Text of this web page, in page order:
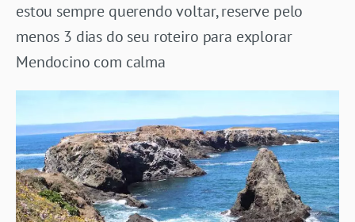
estou sempre querendo voltar, reserve pelo
menos 3 dias do seu roteiro para explorar
Mendocino com calma